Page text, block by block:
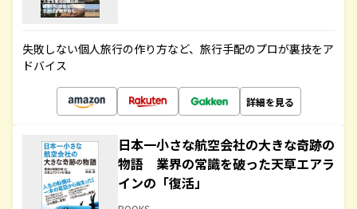
失敗しない個人旅行の作り方など、旅行手配のプロが裏技をア
ドバイス
詳細を見る
日本一小さな航空会社の大きな奇跡の
物語 業界の常識を破った天草エアラ
インの「復活」